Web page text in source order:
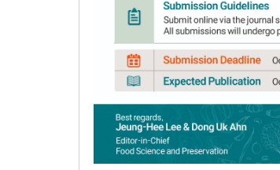
감마선 조사에 의해 생성된 물질
50 및 100 kGy 선량으로 감마선을
hydroxyl 라디칼 소거활성 평가를
칼 소거활성의 SC50값이 10.8±0.1
hydroxyl 라디칼 소거활성 평가에서
거활성을 나타내는 물질의 존재함
물에서 purpurogallin 이외에 신규
충진제로 활용한 칼럼크로마토그래